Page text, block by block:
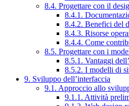
8.4. Progettare con il
8.4.1.
8.4.2. Benefici del
8.4.3. Risorse
8.4.4. Come
8.5. Progettare con i
8.5.1. Vantaggi
8.5.2. I modelli di
9. Sviluppo dell’interfaccia
9.1. Approccio allo
9.1.1. Attività